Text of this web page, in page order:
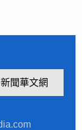
聞華文網